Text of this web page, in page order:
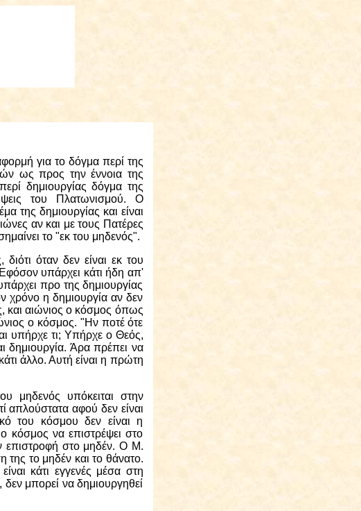
για το δόγμα περί της
ως προς την έννοια της
δημιουργίας δόγμα της
του Πλατωνισμού. Ο
της δημιουργίας και είναι
αν και με τους Πατέρες
το "εκ του μηδενός".
όταν δεν είναι εκ του
υπάρχει κάτι ήδη απ'
προ της δημιουργίας
χρόνο η δημιουργία αν δεν
και αιώνιος ο κόσμος όπως
ο κόσμος. "Ην ποτέ ότε
υπήρχε τι; Υπήρχε ο Θεός,
δημιουργία. Άρα πρέπει να
άλλο. Αυτή είναι η πρώτη
μηδενός υπόκειται στην
απλούστατα αφού δεν είναι
του κόσμου δεν είναι η
κόσμος να επιστρέψει στο
επιστροφή στο μηδέν. Ο Μ.
της το μηδέν και το θάνατο.
κάτι εγγενές μέσα στη
μπορεί να δημιουργηθεί